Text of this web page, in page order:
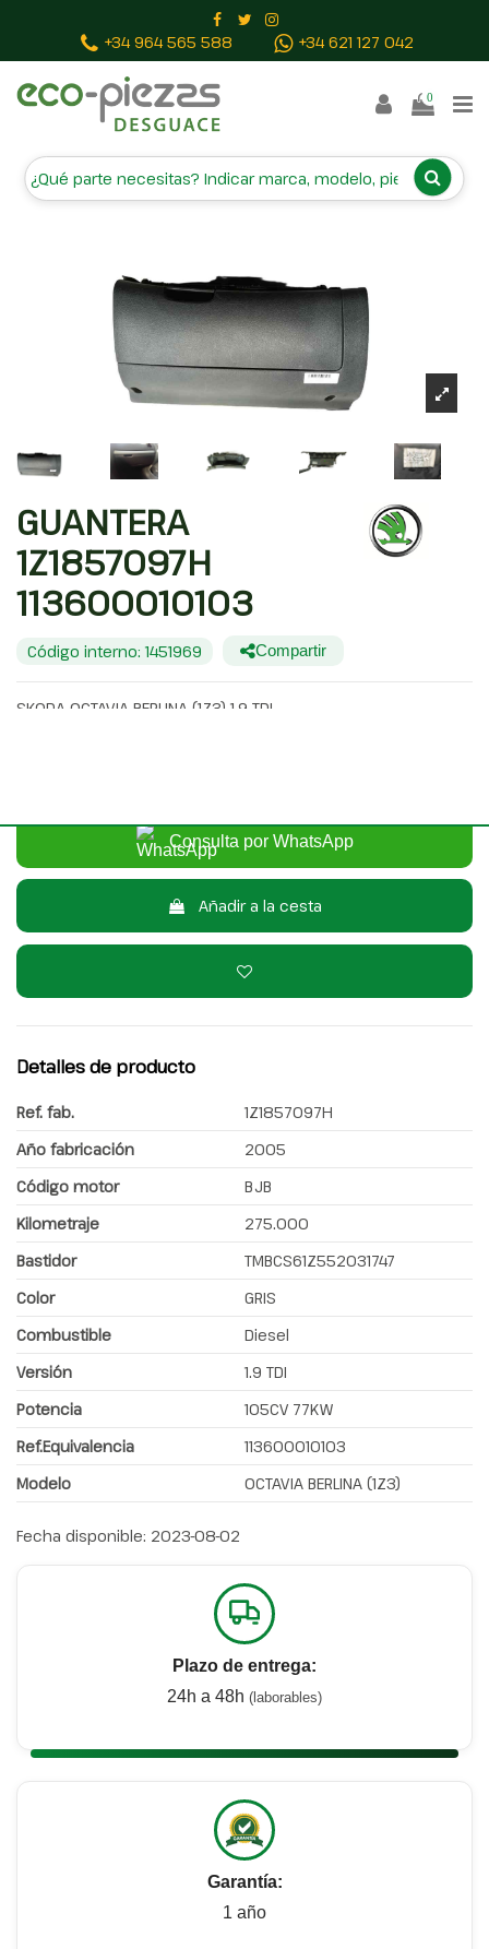
+34 964 565 588 +34 621 127 042
0
GUANTERA 1Z1857097H
113600010103
GUANTERA
1Z1857097H
113600010103
Código interno: 1451969 Compartir
SKODA OCTAVIA BERLINA (1Z3) 1.9 TDI
Consulta por WhatsApp
Añadir a la cesta
Detalles de producto
Ref. fab.
1Z1857097H
Año fabricación
2005
Código motor
BJB
Kilometraje
275.000
Bastidor
TMBCS61Z552031747
Color
GRIS
Combustible
Diesel
Versión
1.9 TDI
Potencia
105CV 77KW
Ref.Equivalencia
113600010103
Modelo
OCTAVIA BERLINA (1Z3)
Fecha disponible: 2023-08-02
Plazo de entrega:
24h a 48h (laborables)
Garantía:
1 año